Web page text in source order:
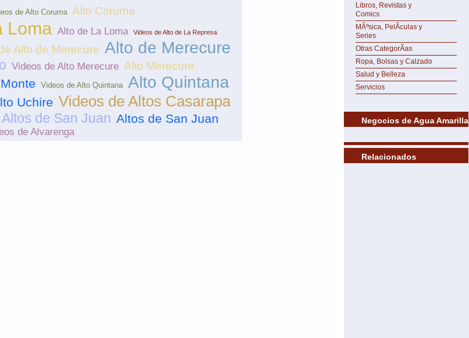
de Alto Coruma Alto Coruma
Loma Alto de La Loma Videos de Alto de La Represa
Alto de Merecure Alto de Merecure
Videos de Alto Merecure Alto Merecure
Videos de Alto Quintana Alto Quintana
Uchire Videos de Altos Casarapa
de San Juan Altos de San Juan
de Alvarenga
Libros, Revistas y
Comics
MÃºsica, PelÃ­culas y
Series
Otras CategorÃ­as
Ropa, Bolsas y Calzado
Salud y Belleza
Servicios
Negocios de Agua Amarilla
Relacionados